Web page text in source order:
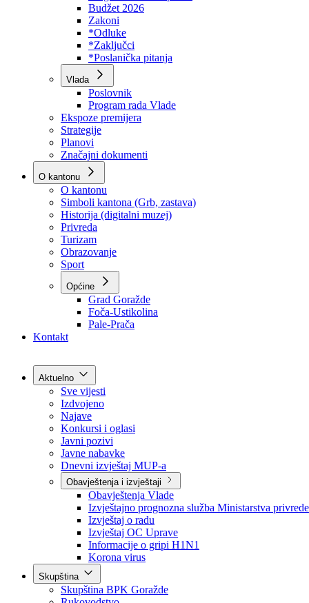
Skupština
Poslovnik
Program rada Skupštine
Budžet 2026
Zakoni
*Odluke
*Zaključci
*Poslanička pitanja
Vlada
Poslovnik
Program rada Vlade
Ekspoze premijera
Strategije
Planovi
Značajni dokumenti
O kantonu
O kantonu
Simboli kantona (Grb, zastava)
Historija (digitalni muzej)
Privreda
Turizam
Obrazovanje
Sport
Općine
Kontakt
Aktuelno
Sve vijesti
Izdvojeno
Najave
Konkursi i oglasi
Javni pozivi
Javne nabavke
Dnevni izvještaj MUP-a
Obavještenja i izvještaji
Obavještenja Vlade
Izvještajno prognozna služba Ministarstva privrede
Izvještaj o radu
Izvještaj OC Uprave
Informacije o gripi H1N1
Korona virus